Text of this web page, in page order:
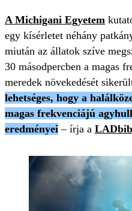
A Michigani Egyetem
egy kísérletet néhány
miután az állatok szíve
30 másodpercben a magas
meredek növekedését
lehetséges, hogy a
magas frekvenciájú
eredményei – írja a